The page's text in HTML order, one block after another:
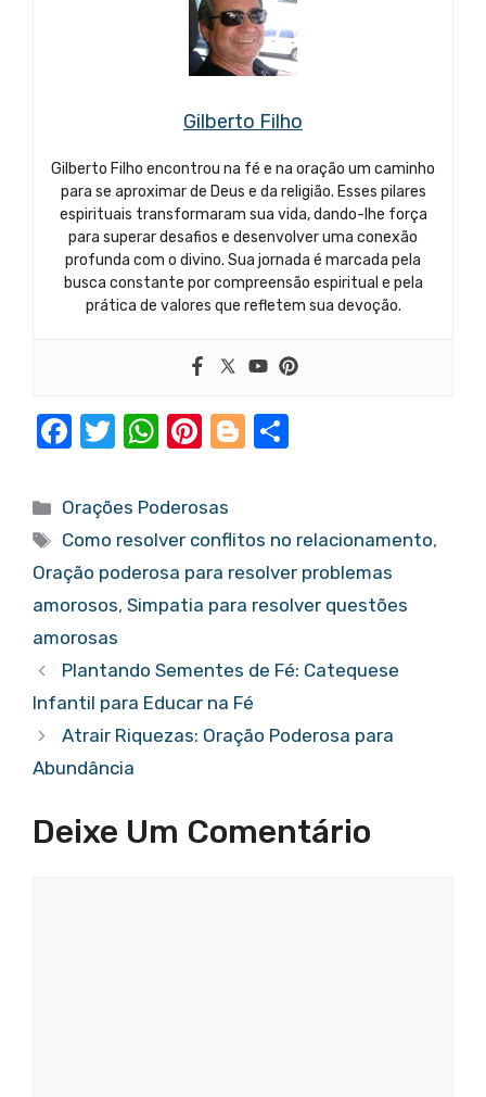
Gilberto Filho
Gilberto Filho encontrou na fé e na oração um caminho
para se aproximar de Deus e da religião. Esses pilares
espirituais transformaram sua vida, dando-lhe força
para superar desafios e desenvolver uma conexão
profunda com o divino. Sua jornada é marcada pela
busca constante por compreensão espiritual e pela
prática de valores que refletem sua devoção.
F
c
e
b
o
o
k
T
it
te
r
W
at
s
A
p
Pi
er
e
st
Bl
g
er
e
Categorias
Orações Poderosas
Tags
Como resolver conflitos no relacionamento,
Oração poderosa para resolver problemas
amorosos, Simpatia para resolver questões
amorosas
Plantando Sementes de Fé: Catequese
Infantil para Educar na Fé
Atrair Riquezas: Oração Poderosa para
Abundância
Deixe Um Comentário